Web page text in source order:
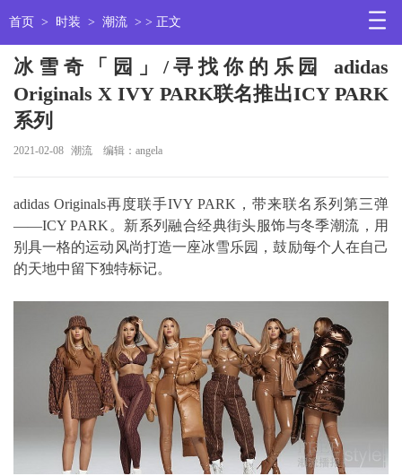
首页 > 时装 > 潮流 > > 正文
冰雪奇「园」/寻找你的乐园 adidas
Originals X IVY PARK联名推出ICY PARK
系列
2021-02-08 潮流 编辑：angela
adidas Originals再度联手IVY PARK，带来联名系列第三弹
——ICY PARK。新系列融合经典街头服饰与冬季潮流，用
别具一格的运动风尚打造一座冰雪乐园，鼓励每个人在自己
的天地中留下独特标记。